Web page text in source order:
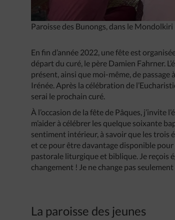
Paroisse des Bunongs, dans le Mondolkiri
En fin d’année 2022, une fête est
départ du curé, le père Damien Fahrner.
présent, ainsi que moi-même, de
Irénée. Après la célébration de
serai le prochain curé.
À l’occasion de la fête de Pâques, j’invite
m’aider à célébrer les quelque soixante
sentiment intérieur, à savoir que les trois
et ce pour être davantage disponible pour
pastorale liturgique et biblique. Je reçois
changement ! Je ne change pas
La paroisse des jeunes